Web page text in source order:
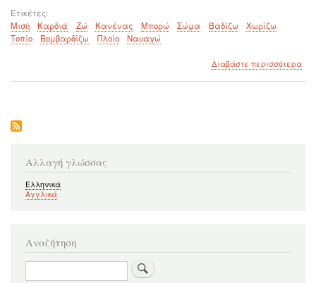
Ετικέτες
Μισή
Καρδιά Ζώ Κανένας Μπορώ Σώμα Βαδίζω
Χωρίζω
Τοπίο
Βομβαρδίζω Πλοίο Ναυαγώ
Διαβάστε περισσότεραγια
Αλλαγή γλώσσας
Ελληνικά
Αγγλικά
Αναζήτηση
Αναζήτηση